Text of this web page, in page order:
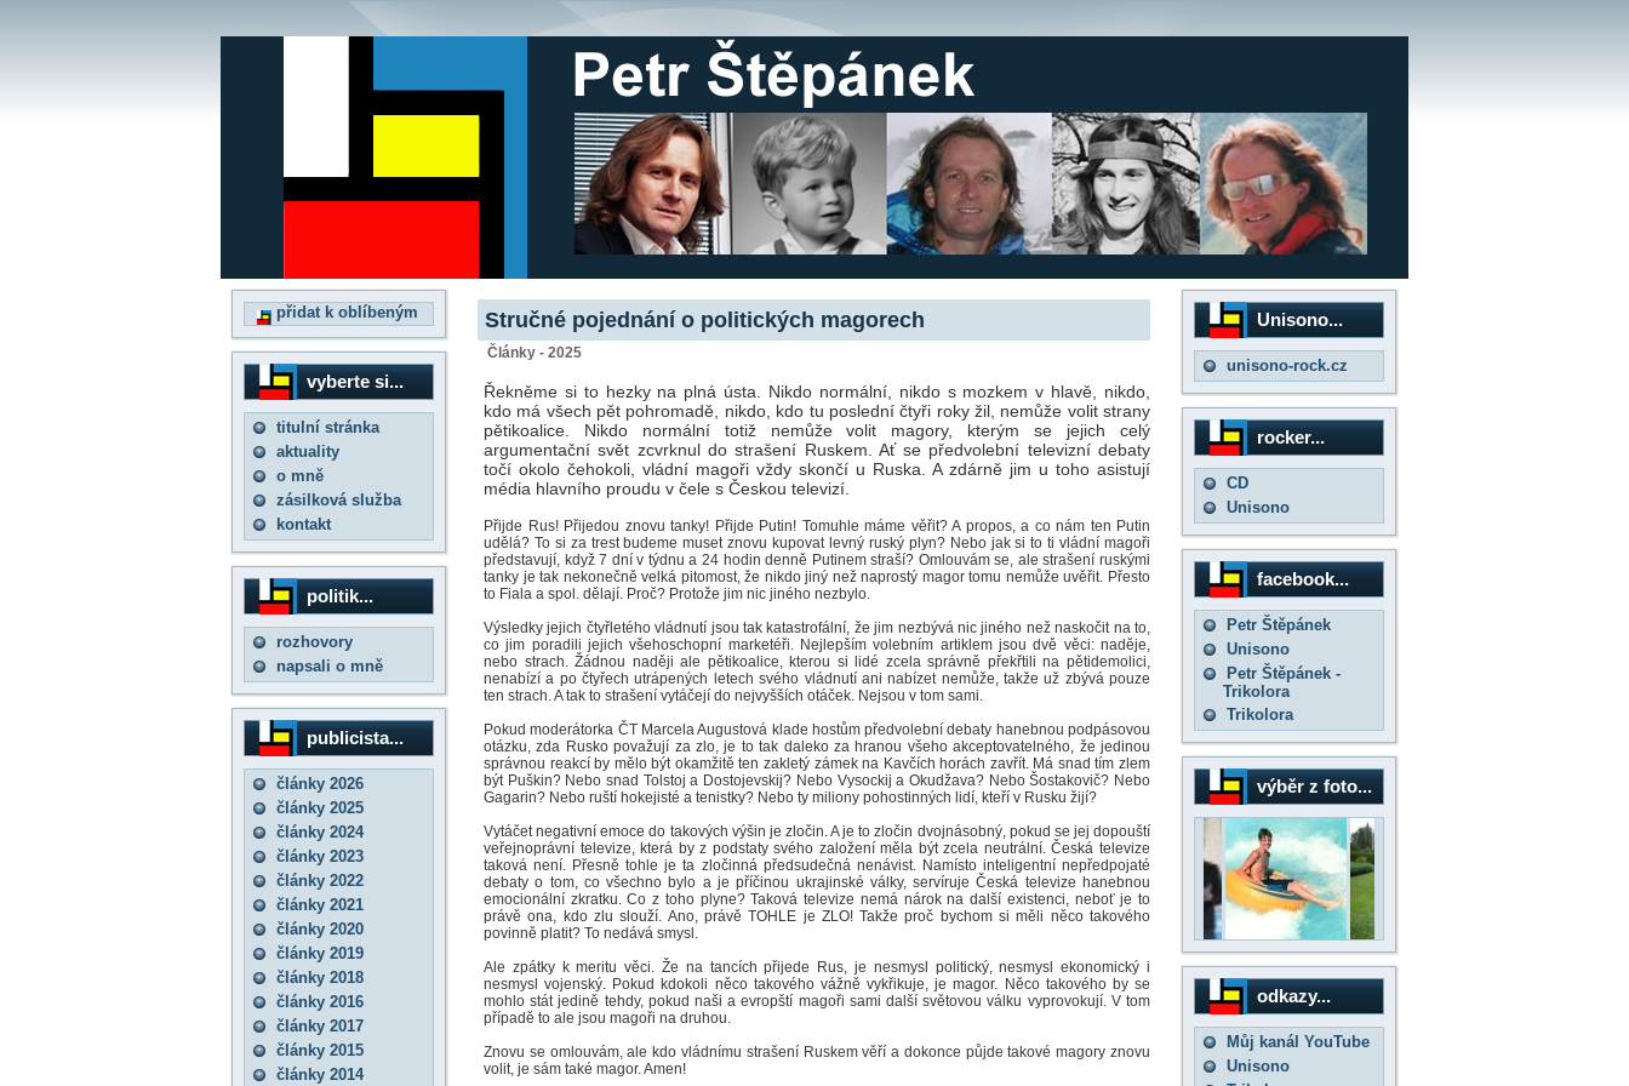
přidat k oblíbeným
vyberte si...
titulní stránka
aktuality
o mně
zásilková služba
kontakt
politik...
rozhovory
napsali o mně
publicista...
články 2026
články 2025
články 2024
články 2023
články 2022
články 2021
články 2020
články 2019
články 2018
články 2016
články 2017
články 2015
články 2014
Stručné pojednání o politických magorech
Články - 2025
Řekněme si to hezky na plná ústa. Nikdo normální, nikdo s mozkem v hlavě, nikdo,
kdo má všech pět pohromadě, nikdo, kdo tu poslední čtyři roky žil, nemůže volit strany
pětikoalice. Nikdo normální totiž nemůže volit magory, kterým se jejich celý
argumentační svět zcvrknul do strašení Ruskem. Ať se předvolební televizní debaty
točí okolo čehokoli, vládní magoři vždy skončí u Ruska. A zdárně jim u toho asistují
média hlavního proudu v čele s Českou televizí.
Přijde Rus! Přijedou znovu tanky! Přijde Putin! Tomuhle máme věřit? A propos, a co nám ten Putin
udělá? To si za trest budeme muset znovu kupovat levný ruský plyn? Nebo jak si to ti vládní magoři
představují, když 7 dní v týdnu a 24 hodin denně Putinem straší? Omlouvám se, ale strašení ruskými
tanky je tak nekonečně velká pitomost, že nikdo jiný než naprostý magor tomu nemůže uvěřit. Přesto
to Fiala a spol. dělají. Proč? Protože jim nic jiného nezbylo.
Výsledky jejich čtyřletého vládnutí jsou tak katastrofální, že jim nezbývá nic jiného než naskočit na to,
co jim poradili jejich všehoschopní marketéři. Nejlepším volebním artiklem jsou dvě věci: naděje,
nebo strach. Žádnou naději ale pětikoalice, kterou si lidé zcela správně překřtili na pětidemolici,
nenabízí a po čtyřech utrápených letech svého vládnutí ani nabízet nemůže, takže už zbývá pouze
ten strach. A tak to strašení vytáčejí do nejvyšších otáček. Nejsou v tom sami.
Pokud moderátorka ČT Marcela Augustová klade hostům předvolební debaty hanebnou podpásovou
otázku, zda Rusko považují za zlo, je to tak daleko za hranou všeho akceptovatelného, že jedinou
správnou reakcí by mělo být okamžitě ten zakletý zámek na Kavčích horách zavřít. Má snad tím zlem
být Puškin? Nebo snad Tolstoj a Dostojevskij? Nebo Vysockij a Okudžava? Nebo Šostakovič? Nebo
Gagarin? Nebo ruští hokejisté a tenistky? Nebo ty miliony pohostinných lidí, kteří v Rusku žijí?
Vytáčet negativní emoce do takových výšin je zločin. A je to zločin dvojnásobný, pokud se jej dopouští
veřejnoprávní televize, která by z podstaty svého založení měla být zcela neutrální. Česká televize
taková není. Přesně tohle je ta zločinná předsudečná nenávist. Namísto inteligentní nepředpojaté
debaty o tom, co všechno bylo a je příčinou ukrajinské války, servíruje Česká televize hanebnou
emocionální zkratku. Co z toho plyne? Taková televize nemá nárok na další existenci, neboť je to
právě ona, kdo zlu slouží. Ano, právě TOHLE je ZLO! Takže proč bychom si měli něco takového
povinně platit? To nedává smysl.
Ale zpátky k meritu věci. Že na tancích přijede Rus, je nesmysl politický, nesmysl ekonomický i
nesmysl vojenský. Pokud kdokoli něco takového vážně vykřikuje, je magor. Něco takového by se
mohlo stát jedině tehdy, pokud naši a evropští magoři sami další světovou válku vyprovokují. V tom
případě to ale jsou magoři na druhou.
Znovu se omlouvám, ale kdo vládnímu strašení Ruskem věří a dokonce půjde takové magory znovu
volit, je sám také magor. Amen!
Unisono...
unisono-rock.cz
rocker...
CD
Unisono
facebook...
Petr Štěpánek
Unisono
Petr Štěpánek -
Trikolora
Trikolora
výběr z foto...
odkazy...
Můj kanál YouTube
Unisono